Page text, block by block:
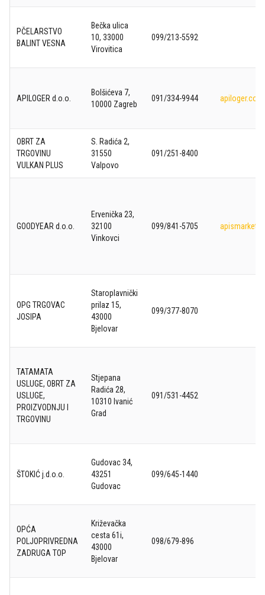
PČELARSTVO
BALINT VESNA
Bečka ulica
10, 33000
Virovitica
099/213-5592
APILOGER d.o.o.
Bolšićeva 7,
10000 Zagreb
091/334-9944
OBRT ZA
TRGOVINU
VULKAN PLUS
S. Radića 2,
31550
Valpovo
091/251-8400
GOODYEAR d.o.o.
Ervenička 23,
32100
Vinkovci
099/841-5705
OPG TRGOVAC
JOSIPA
Staroplavnički
prilaz 15,
43000
Bjelovar
099/377-8070
TATAMATA
USLUGE, OBRT ZA
USLUGE,
PROIZVODNJU I
TRGOVINU
Stjepana
Radića 28,
10310 Ivanić
Grad
091/531-4452
ŠTOKIĆ j.d.o.o.
Gudovac 34,
43251
Gudovac
099/645-1440
OPĆA
POLJOPRIVREDNA
ZADRUGA TOP
Križevačka
cesta 61i,
43000
Bjelovar
098/679-896